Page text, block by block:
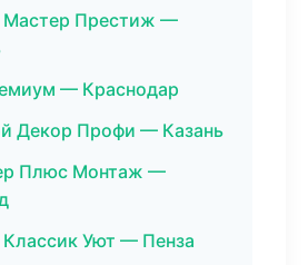
Мастер Престиж —
— Краснодар
Декор Профи — Казань
Плюс Монтаж —
Классик Уют — Пенза